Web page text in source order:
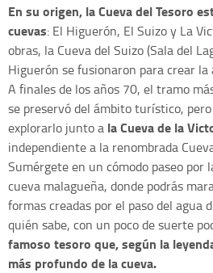
En su origen, la Cueva del Tesoro
cuevas: El Higuerón, El Suizo y La
obras, la Cueva del Suizo (Sala del
Higuerón se fusionaron para crear la
A finales de los años 70, el tramo
se preservó del ámbito turístico,
explorarlo junto a la Cueva de la
independiente a la renombrada
Sumérgete en un cómodo paseo por
cueva malagueña, donde podrás
formas creadas por el paso del agua
quién sabe, con un poco de suerte
famoso tesoro que, según la
más profundo de la cueva.